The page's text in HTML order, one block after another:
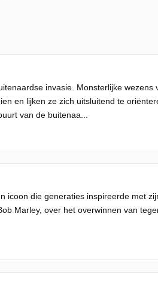
invasie. Monsterlijke wezens
en lijken ze zich uitsluitend te
van de buitenaa...
icoon die generaties inspireerde met
Marley, over het overwinnen van